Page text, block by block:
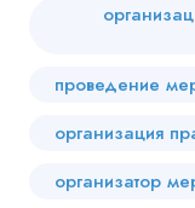
проведение
организация
организатор